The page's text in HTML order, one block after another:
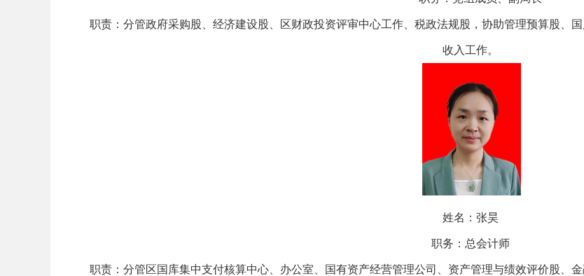
职责：分管政府采购股、经济建设股、区财政投资评审中心工作、税政法规股，协助管理预算股、
收入工作。
姓名： 张昊
职务： 总会计师
职责：分管区国库集中支付核算中心、办公室、国有资产经营管理公司、资产管理与绩效评价股、